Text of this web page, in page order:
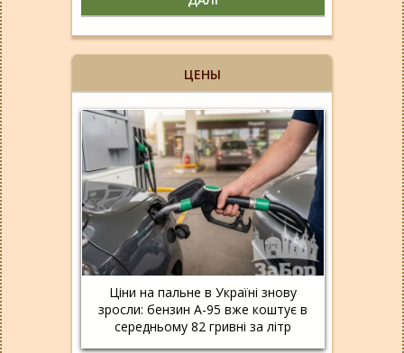
ЦЕНЫ
Ціни на пальне в Україні знову
зросли: бензин А-95 вже коштує в
середньому 82 гривні за літр